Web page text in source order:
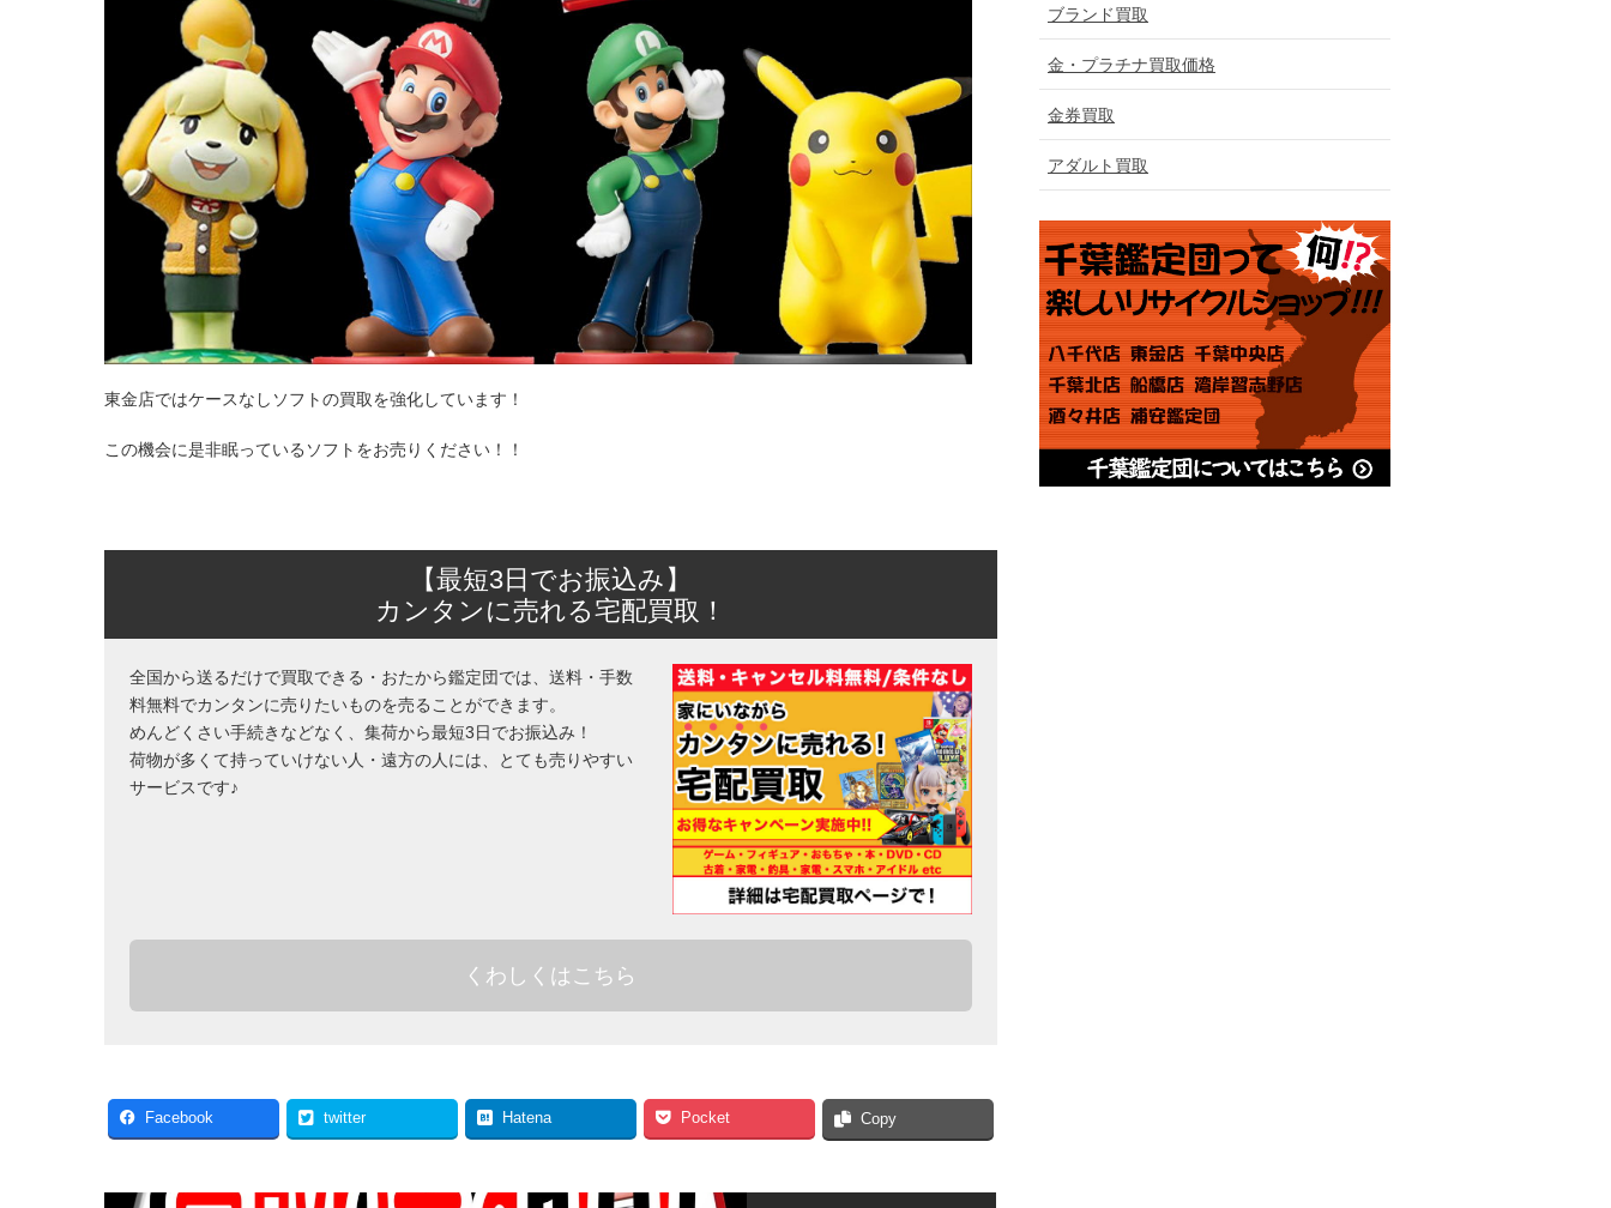
東金店ではケースなしソフトの買取を強化しています！
この機会に是非眠っているソフトをお売りください！！
【最短3日でお振込み】
カンタンに売れる宅配買取！
全国から送るだけで買取できる・おたから鑑定団では、送料・手数
料無料でカンタンに売りたいものを売ることができます。
めんどくさい手続きなどなく、集荷から最短3日でお振込み！
荷物が多くて持っていけない人・遠方の人には、とても売りやすい
サービスです♪
くわしくはこちら
Facebook twitter Hatena Pocket Copy
ブランド買取
金・プラチナ買取価格
金券買取
アダルト買取